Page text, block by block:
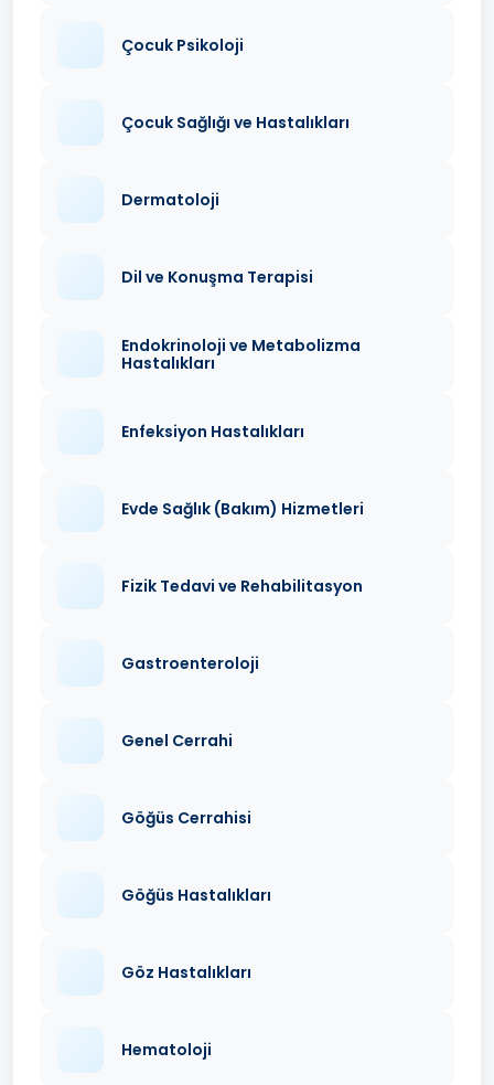
Çocuk Psikoloji
Çocuk Sağlığı ve Hastalıkları
Dermatoloji
Dil ve Konuşma Terapisi
Endokrinoloji ve Metabolizma
Hastalıkları
Enfeksiyon Hastalıkları
Evde Sağlık (Bakım) Hizmetleri
Fizik Tedavi ve Rehabilitasyon
Gastroenteroloji
Genel Cerrahi
Göğüs Cerrahisi
Göğüs Hastalıkları
Göz Hastalıkları
Hematoloji